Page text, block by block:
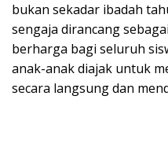
bukan sekadar ibadah
sengaja dirancang
berharga bagi seluruh
anak-anak diajak untuk
secara langsung dan